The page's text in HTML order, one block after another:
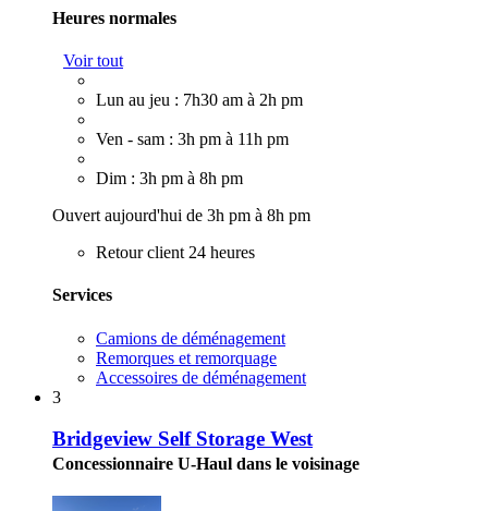
Heures normales
Voir tout
Lun au jeu : 7h30 am à 2h pm
Ven - sam : 3h pm à 11h pm
Dim : 3h pm à 8h pm
Ouvert aujourd'hui de 3h pm à 8h pm
Retour client 24 heures
Services
Camions de déménagement
Remorques et remorquage
Accessoires de déménagement
3
Bridgeview Self Storage West
Concessionnaire U-Haul dans le voisinage